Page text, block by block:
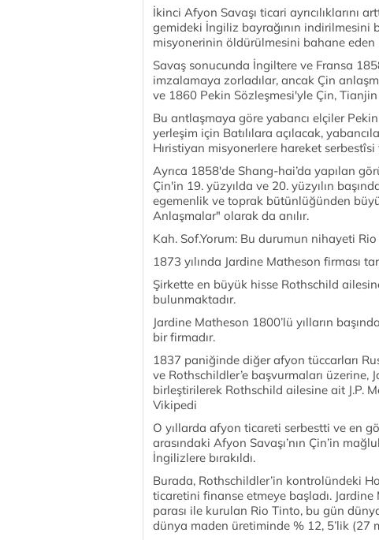
İkinci Afyon Savaşı ticari ayrıcılıklarını
gemideki İngiliz bayrağının indirilmesini
misyonerinin öldürülmesini bahane
Savaş sonucunda İngiltere ve Fransa
imzalamaya zorladılar, ancak Çin
ve 1860 Pekin Sözleşmesi'yle Çin,
Bu antlaşmaya göre yabancı elçiler
yerleşim için Batılılara açılacak,
Hıristiyan misyonerlere hareket serbestîsi
Ayrıca 1858'de Shang-hai’da yapılan
Çin'in 19. yüzyılda ve 20. yüzyılın
egemenlik ve toprak bütünlüğünden
Anlaşmalar" olarak da anılır.
Kah. Sof.Yorum: Bu durumun nihayeti
1873 yılında Jardine Matheson firması
Şirkette en büyük hisse Rothschild
bulunmaktadır.
Jardine Matheson 1800’lü yılların
bir firmadır.
1837 paniğinde diğer afyon tüccarları
ve Rothschildler’e başvurmaları üzerine,
birleştirilerek Rothschild aile­sine ait J.P.
Vikipedi
O yıllarda afyon tica­reti serbestti ve en
arasındaki Afyon Savaşı’nın Çin’in
İngilizlere bırakıldı.
Burada, Rothschildler’in kontro­lündeki
ticaretini fi­nanse etmeye başladı.
parası ile kurulan Rio Tinto, bu gün
dünya maden üre­timinde % 12, 5’lik (27